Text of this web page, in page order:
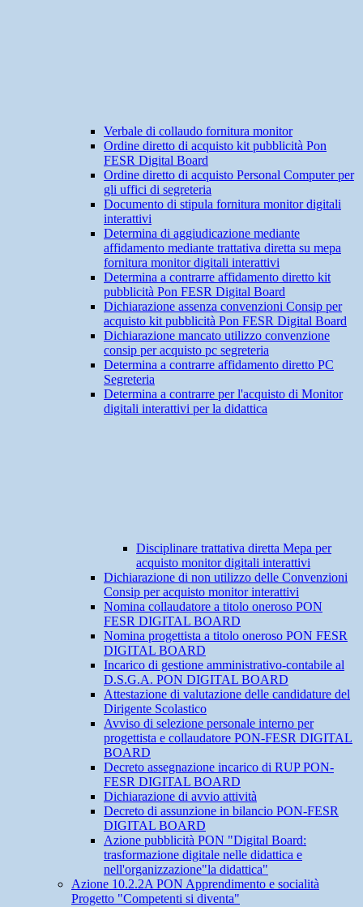
Verbale di collaudo fornitura monitor
Ordine diretto di acquisto kit pubblicità Pon
FESR Digital Board
Ordine diretto di acquisto Personal Computer per
gli uffici di segreteria
Documento di stipula fornitura monitor digitali
interattivi
Determina di aggiudicazione mediante
affidamento mediante trattativa diretta su mepa
fornitura monitor digitali interattivi
Determina a contrarre affidamento diretto kit
pubblicità Pon FESR Digital Board
Dichiarazione assenza convenzioni Consip per
acquisto kit pubblicità Pon FESR Digital Board
Dichiarazione mancato utilizzo convenzione
consip per acquisto pc segreteria
Determina a contrarre affidamento diretto PC
Segreteria
Determina a contrarre per l'acquisto di Monitor
digitali interattivi per la didattica
Disciplinare trattativa diretta Mepa per
acquisto monitor digitali interattivi
Dichiarazione di non utilizzo delle Convenzioni
Consip per acquisto monitor interattivi
Nomina collaudatore a titolo oneroso PON
FESR DIGITAL BOARD
Nomina progettista a titolo oneroso PON FESR
DIGITAL BOARD
Incarico di gestione amministrativo-contabile al
D.S.G.A. PON DIGITAL BOARD
Attestazione di valutazione delle candidature del
Dirigente Scolastico
Avviso di selezione personale interno per
progettista e collaudatore PON-FESR DIGITAL
BOARD
Decreto assegnazione incarico di RUP PON-
FESR DIGITAL BOARD
Dichiarazione di avvio attività
Decreto di assunzione in bilancio PON-FESR
DIGITAL BOARD
Azione pubblicità PON "Digital Board:
trasformazione digitale nelle didattica e
nell'organizzazione"la didattica"
Azione 10.2.2A PON Apprendimento e socialità
Progetto "Competenti si diventa"